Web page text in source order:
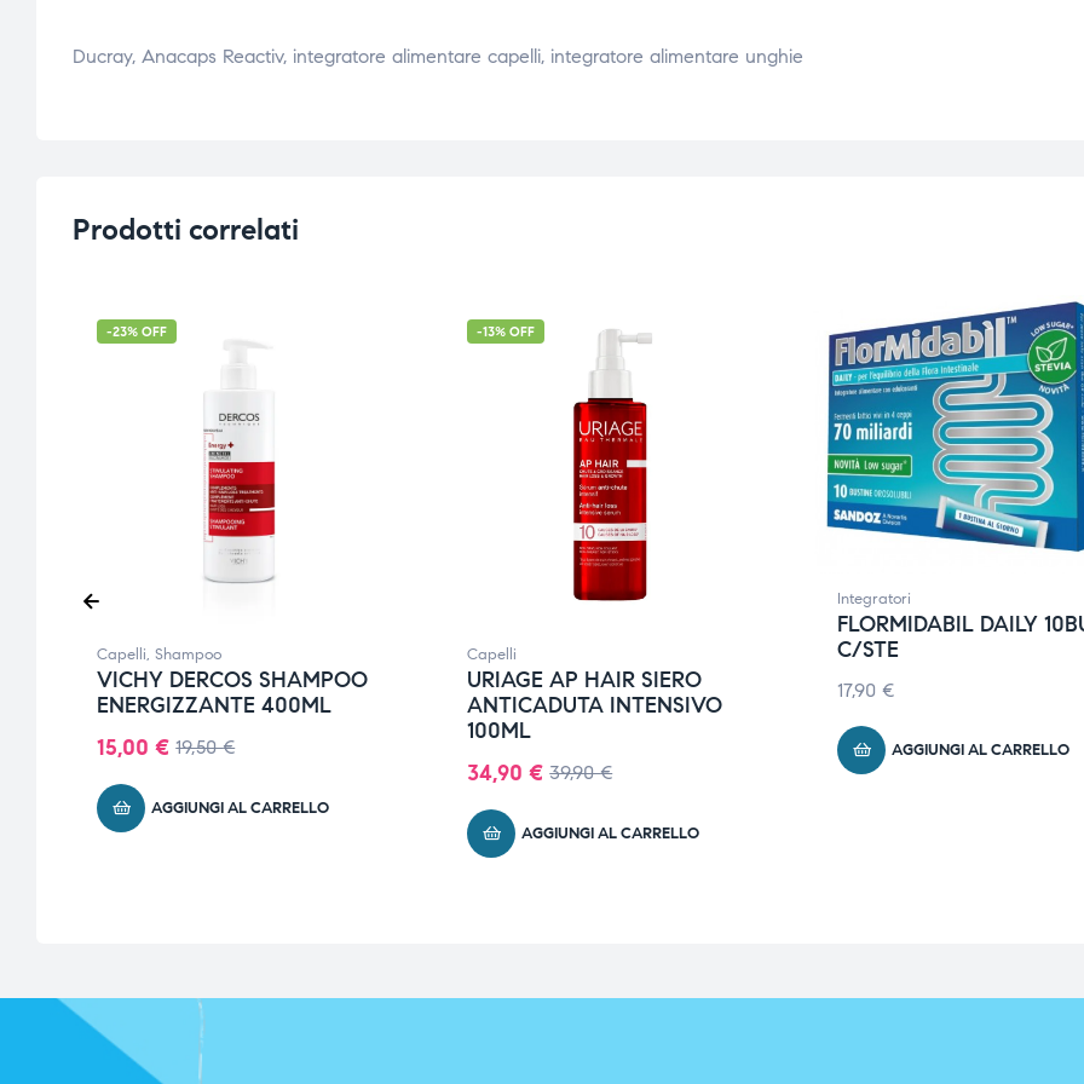
Ducray, Anacaps Reactiv, integratore alimentare capelli, integratore alimentare unghie
Prodotti correlati
-23% OFF
Capelli, Shampoo
VICHY DERCOS SHAMPOO
ENERGIZZANTE 400ML
19,50€
15,00 €
AGGIUNGI AL CARRELLO
-13% OFF
Capelli
URIAGE AP HAIR SIERO
ANTICADUTA INTENSIVO
100ML
39,90€
34,90 €
AGGIUNGI AL CARRELLO
Integratori
FLORMIDABIL DAILY
C/STE
17,90 €
AGGIUNGI AL CARRELLO